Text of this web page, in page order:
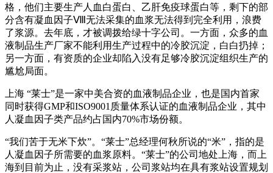
格，他们主要生产人血白蛋白、乙肝免疫球蛋白等，剩下的部
分含有凝血因子Ⅷ无法采集的血浆无法得到完全利用，浪费
了浆源。去年底，才被调拨给绿十字公司。一方面，众多的血
液制品生产厂家不能利用生产过程中的冷胶沉淀，白白扔掉；
另一方面，有资质的企业却陷入没有足够冷胶沉淀组织生产的
尴尬局面。
上海 “莱士”是一家中美合资的血液制品企业，也是国内首家
同时获得GMP和ISO9001质量体系认证的血液制品企业，其中
人凝血因子类产品约占国内70%市场份额。
“我们苦于无米下炊”。“莱士”总经理何秋所说的“米”，指的是
人凝血因子所需要的血浆原料。“莱士”的公司地处上海，而上
海到目前为止，没有采浆站，公司浆站均在具有浆站设置规划